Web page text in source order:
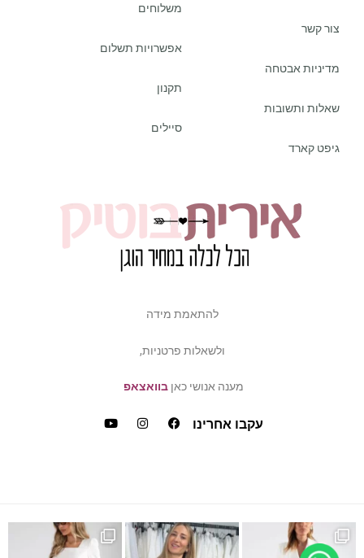
צור קשר
מדיניות אבטחה
שאלות ותשובות
גיפט קארד
משלוחים
אפשרויות תשלום
תקנון
סיילים
להתאמת מידה
ולשאלות פרטניות,
מענה אנושי כאןבוואצאפ
עקבו אחרינו
של פלאס סייז / מיד סכמה ביקשתן שהשמלה הזאת תחזו